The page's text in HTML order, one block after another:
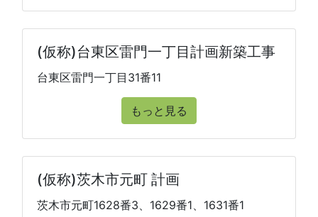
(仮称)台東区雷門一丁目計画新築工事
台東区雷門一丁目31番11
もっと見る
(仮称)茨木市元町 計画
茨木市元町1628番3、1629番1、1631番1